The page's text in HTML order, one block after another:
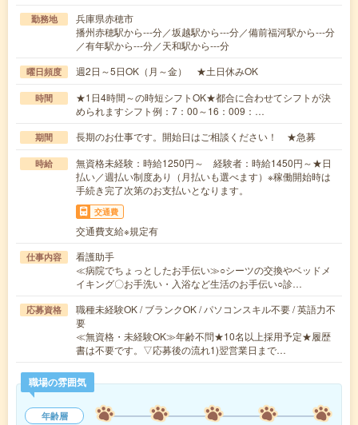
勤務地
兵庫県赤穂市
播州赤穂駅から---分／坂越駅から---分／備前福河駅から---分
／有年駅から---分／天和駅から---分
曜日頻度 週2日～5日OK（月～金） ★土日休みOK
時間
★1日4時間～の時短シフトOK★都合に合わせてシフトが決
められますシフト例：7：00～16：009：…
期間 長期のお仕事です。開始日はご相談ください！ ★急募
時給
無資格未経験：時給1250円～ 経験者：時給1450円～★日
払い／週払い制度あり（月払いも選べます）※稼働開始時は
手続き完了次第のお支払いとなります。
交通費
交通費支給※規定有
仕事内容
看護助手
≪病院でちょっとしたお手伝い≫○シーツの交換やベッドメ
イキング〇お手洗い・入浴など生活のお手伝い○診…
応募資格
職種未経験OK / ブランクOK / パソコンスキル不要 / 英語力不
要
≪無資格・未経験OK≫年齢不問★10名以上採用予定★履歴
書は不要です。▽応募後の流れ1)翌営業日まで…
職場の雰囲気
年齢層